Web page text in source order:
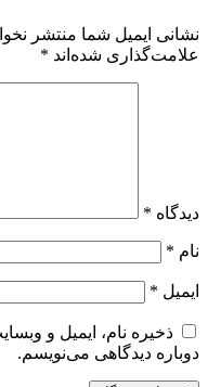
نشانی ایمیل شما منتشر
علامت‌گذاری شده‌اند *
دیدگاه *
نام *
ایمیل *
ذخیره نام، ایمیل و
دوباره دیدگاهی می‌نویسم.